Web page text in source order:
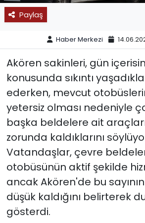
Paylaş
Haber Merkezi
Akören sakinleri, gün
konusunda sıkıntı
ederken, mevcut otobüslerin
yetersiz olması nedeniyle
başka beldelere ait
zorunda kaldıklarını
Vatandaşlar, çevre
otobüsünün aktif şekilde
ancak Akören'de bu
düşük kaldığını belirterek
gösterdi.